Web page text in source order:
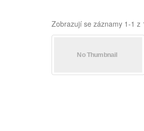
Zobrazují se záznamy 1-1 z